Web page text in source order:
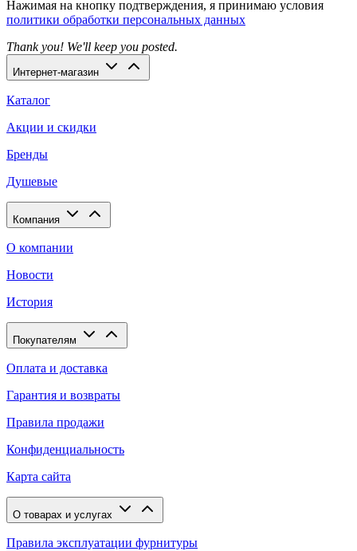
Нажимая на кнопку подтверждения, я принимаю условия
политики обработки персональных данных
Thank you! We'll keep you posted.
Интернет-магазин
Каталог
Акции и скидки
Бренды
Душевые
Компания
О компании
Новости
История
Покупателям
Оплата и доставка
Гарантия и возвраты
Правила продажи
Конфиденциальность
Карта сайта
О товарах и услугах
Правила эксплуатации фурнитуры